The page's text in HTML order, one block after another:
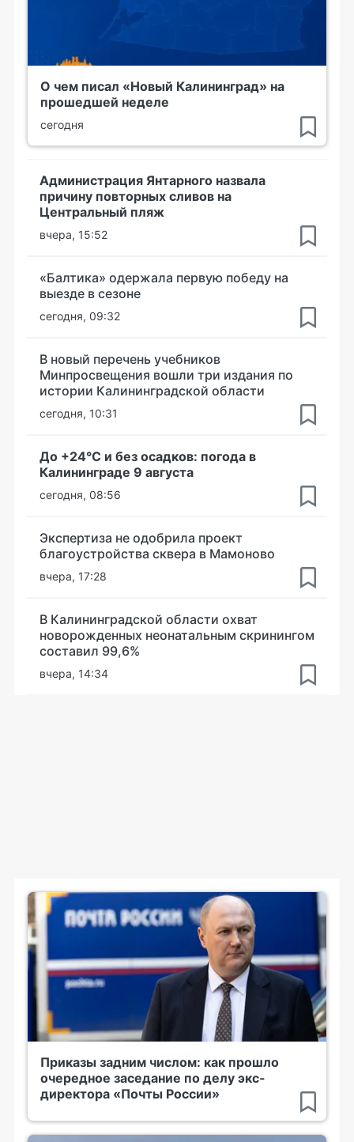
О чем писал «Новый Калининград» на
прошедшей неделе
сегодня
Администрация Янтарного назвала
причину повторных сливов на
Центральный пляж
вчера, 15:52
«Балтика» одержала первую победу на
выезде в сезоне
сегодня, 09:32
В новый перечень учебников
Минпросвещения вошли три издания по
истории Калининградской области
сегодня, 10:31
До +24°С и без осадков: погода в
Калининграде 9 августа
сегодня, 08:56
Экспертиза не одобрила проект
благоустройства сквера в Мамоново
вчера, 17:28
В Калининградской области охват
новорожденных неонатальным скринингом
составил 99,6%
вчера, 14:34
Приказы задним числом: как прошло
очередное заседание по делу экс-
директора «Почты России»